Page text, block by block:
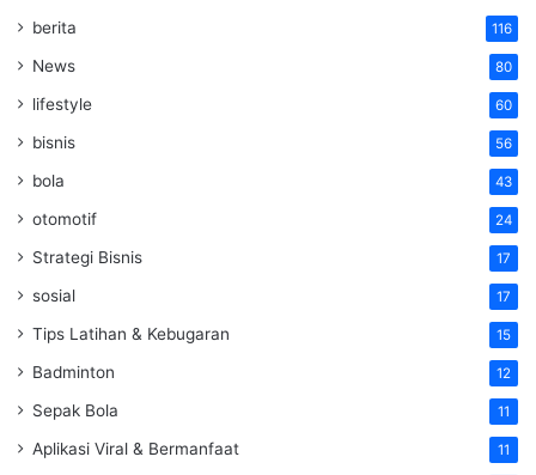
berita 116
News 80
lifestyle 60
bisnis 56
bola 43
otomotif 24
Strategi Bisnis 17
sosial 17
Tips Latihan & Kebugaran 15
Badminton 12
Sepak Bola 11
Aplikasi Viral & Bermanfaat 11